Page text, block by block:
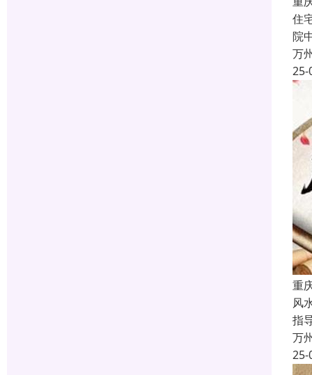
住
院
万
25-
重
风
指
万
25-